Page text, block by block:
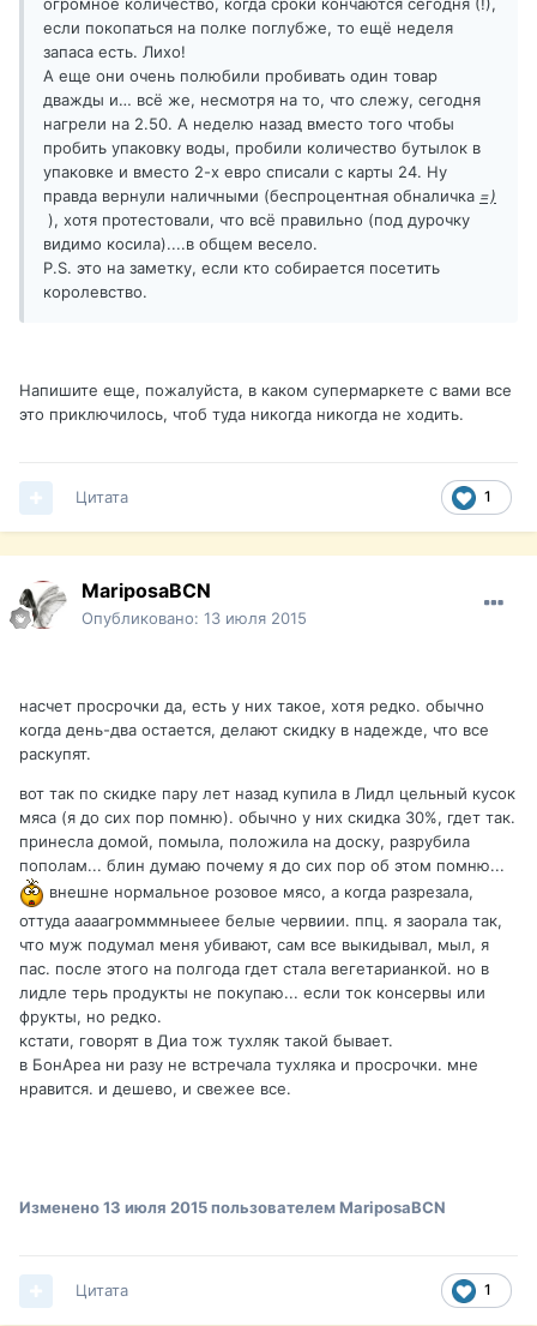
огромное количество, когда сроки кончаются сегодня (!),
если покопаться на полке поглубже, то ещё неделя
запаса есть. Лихо!
А еще они очень полюбили пробивать один товар
дважды и… всё же, несмотря на то, что слежу, сегодня
нагрели на 2.50. А неделю назад вместо того чтобы
пробить упаковку воды, пробили количество бутылок в
упаковке и вместо 2-х евро списали с карты 24. Ну
правда вернули наличными (беспроцентная обналичка =)
), хотя протестовали, что всё правильно (под дурочку
видимо косила)....в общем весело.
P.S. это на заметку, если кто собирается посетить
королевство.
Напишите еще, пожалуйста, в каком супермаркете с вами все
это приключилось, чтоб туда никогда никогда не ходить.
1
Цитата
MariposaBCN
Опубликовано: 13 июля 2015
насчет просрочки да, есть у них такое, хотя редко. обычно
когда день-два остается, делают скидку в надежде, что все
раскупят.
вот так по скидке пару лет назад купила в Лидл цельный кусок
мяса (я до сих пор помню). обычно у них скидка 30%, гдет так.
принесла домой, помыла, положила на доску, разрубила
пополам... блин думаю почему я до сих пор об этом помню...
внешне нормальное розовое мясо, а когда разрезала,
оттуда аааагромммныеее белые червиии. ппц. я заорала так,
что муж подумал меня убивают, сам все выкидывал, мыл, я
пас. после этого на полгода гдет стала вегетарианкой. но в
лидле терь продукты не покупаю... если ток консервы или
фрукты, но редко.
кстати, говорят в Диа тож тухляк такой бывает.
в БонАреа ни разу не встречала тухляка и просрочки. мне
нравится. и дешево, и свежее все.
Изменено13 июля 2015пользователем MariposaBCN
1
Цитата